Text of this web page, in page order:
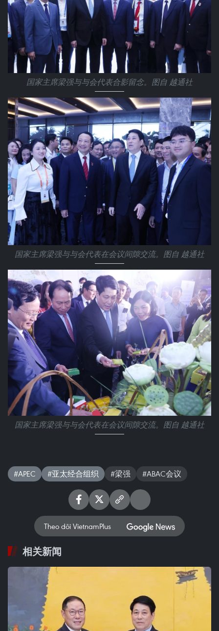
国家主席梁强与与会代表合影留念。图自 越通社
国家主席梁强与与会代表在会议间隙交流。图自 越通社
国家主席梁强与与会代表在会议间隙交流。图自 越通社
#APEC #亚太经合组织 #梁强 #ABAC会议
Theo dõi VietnamPlus
相关新闻